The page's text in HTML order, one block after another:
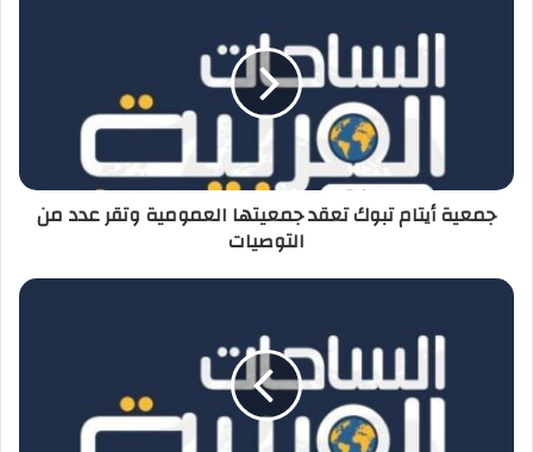
جمعية أيتام تبوك تعقد جمعيتها العمومية وتقر عدد من
التوصيات